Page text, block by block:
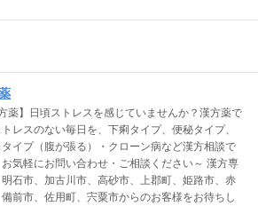
薬】日頃ストレスを感じていませんか？漢方薬で
レスのない毎日を、下痢タイプ、便秘タイプ、
イプ（腹が張る）・クローン病など漢方相談で
気軽にお問い合わせ・ご相談ください～ 漢方専
石市、加古川市、高砂市、上郡町、姫路市、赤
前市、佐用町、宍粟市からのお客様をお待ちし